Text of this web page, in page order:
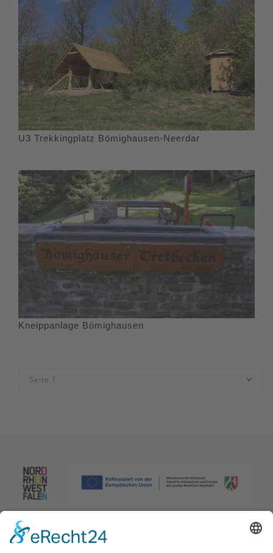
U3 Trekkingplatz Bömighausen-Neerdar
Kneippanlage Bömighausen